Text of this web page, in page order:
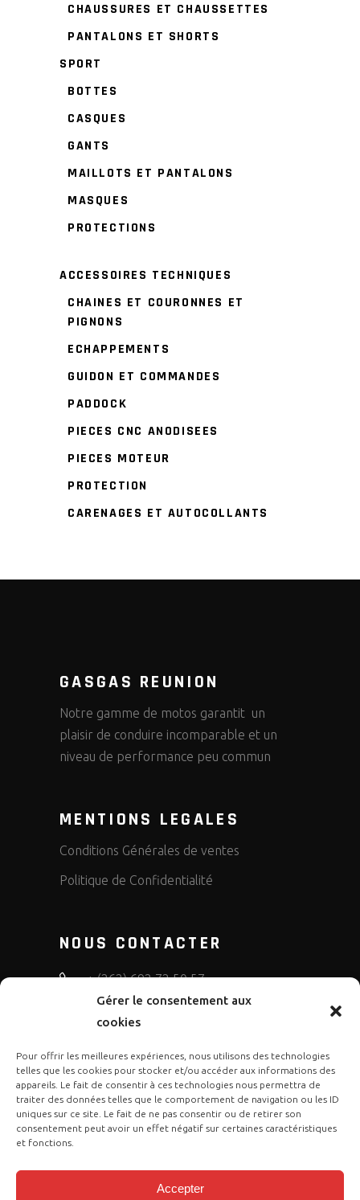
Gérer le consentement aux
cookies
Pour offrir les meilleures expériences, nous utilisons des technologies
telles que les cookies pour stocker et/ou accéder aux informations des
appareils. Le fait de consentir à ces technologies nous permettra de
traiter des données telles que le comportement de navigation ou les ID
uniques sur ce site. Le fait de ne pas consentir ou de retirer son
consentement peut avoir un effet négatif sur certaines caractéristiques
et fonctions.
Accepter
CHAUSSURES ET CHAUSSETTES
PANTALONS ET SHORTS
SPORT
BOTTES
CASQUES
GANTS
MAILLOTS ET PANTALONS
MASQUES
PROTECTIONS
ACCESSOIRES TECHNIQUES
CHAINES ET COURONNES ET
PIGNONS
ECHAPPEMENTS
GUIDON ET COMMANDES
PADDOCK
PIECES CNC ANODISEES
PIECES MOTEUR
PROTECTION
CARENAGES ET AUTOCOLLANTS
GASGAS REUNION
Notre gamme de motos garantit un
plaisir de conduire incomparable et un
niveau de performance peu commun
MENTIONS LEGALES
Conditions Générales de ventes
Politique de Confidentialité
NOUS CONTACTER
+ (262) 692 72 50 57
bruno.diffusion.motos